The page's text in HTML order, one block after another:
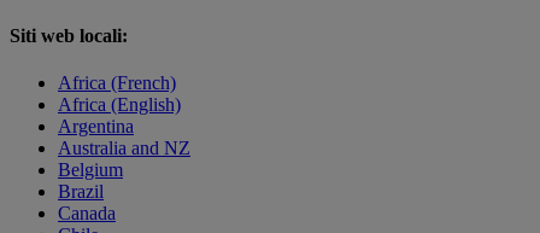
Siti web locali:
Africa (French)
Africa (English)
Argentina
Australia and NZ
Belgium
Brazil
Canada